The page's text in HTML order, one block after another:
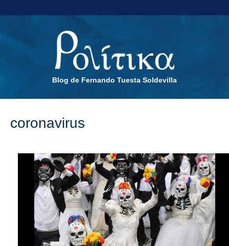
Blog de Fernando Tuesta Soldevilla
coronavirus